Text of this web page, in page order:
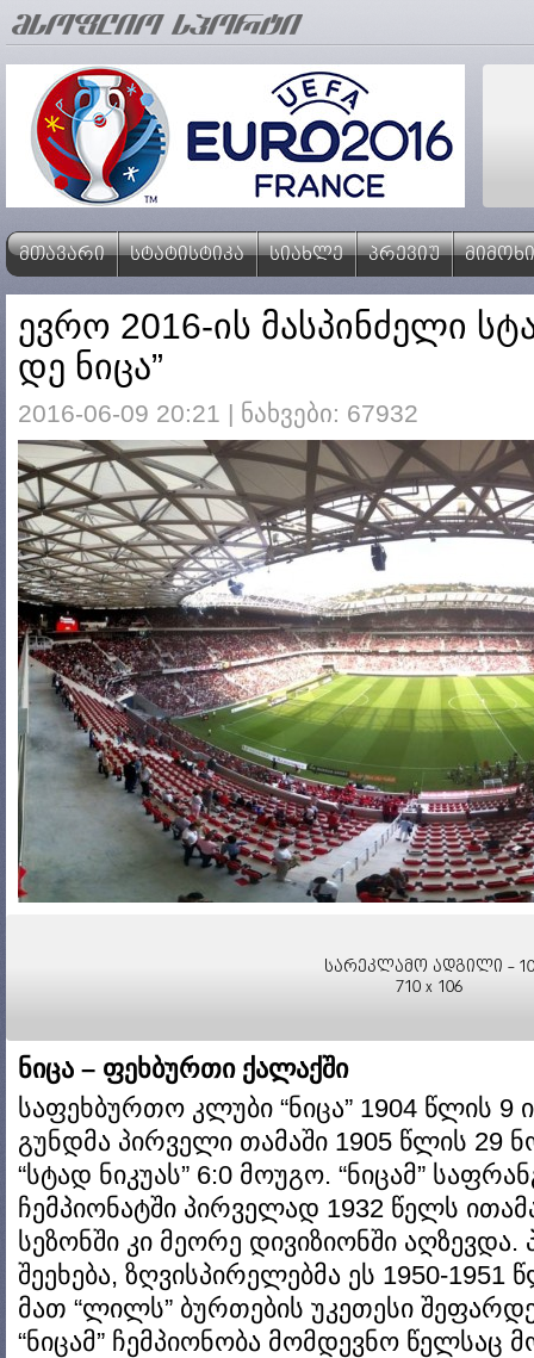
ᲛᲗᲐᲕᲐᲠᲘ ᲡᲢᲐᲢᲘᲡᲢᲘᲙᲐ ᲡᲘᲐᲮᲚᲔ ᲞᲠᲔᲕᲘᲣ
ევრო 2016-ის მასპინძელი
დე ნიცა”
2016-06-09 20:21 | ნახვები: 67932
სარეკლამო ადგილი - 10
710 x 106
ნიცა – ფეხბურთი ქალაქში
საფეხბურთო კლუბი “ნიცა” 1904 წლის 9
გუნდმა პირველი თამაში 1905 წლის 29
“სტად ნიკუას” 6:0 მოუგო. “ნიცამ”
ჩემპიონატში პირველად 1932 წელს
სეზონში კი მეორე დივიზიონში
შეეხება, ზღვისპირელებმა ეს 1950-1951
მათ “ლილს” ბურთების უკეთესი
“ნიცამ” ჩემპიონობა მომდევნო წელსაც